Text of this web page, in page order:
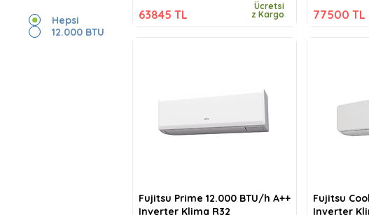
Hepsi
12.000 BTU
63845 TL
Ücretsi
z Kargo
Fujitsu Prime 12.000 BTU/h A++
Inverter Klima R32
77500 TL
Fujitsu
Inverter